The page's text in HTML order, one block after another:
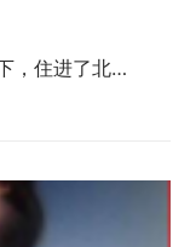
，住进了北…